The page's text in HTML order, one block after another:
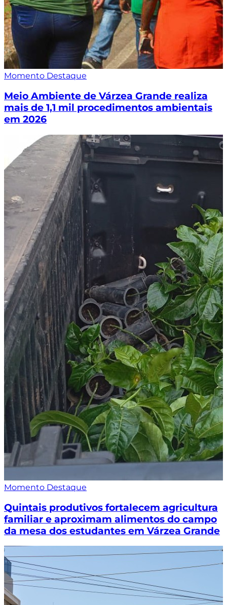
Momento Destaque
Meio Ambiente de Várzea Grande realiza
mais de 1,1 mil procedimentos ambientais
em 2026
Momento Destaque
Quintais produtivos fortalecem agricultura
familiar e aproximam alimentos do campo
da mesa dos estudantes em Várzea Grande